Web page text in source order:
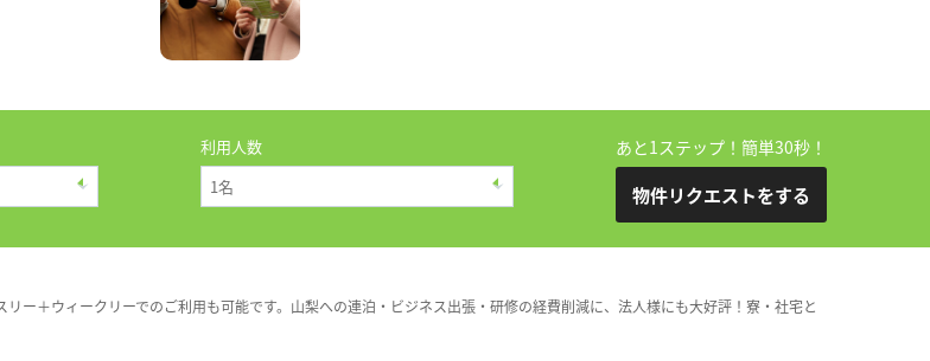
利用人数 あと1ステップ！簡単30秒！
物件リクエストをする
ー＋ウィークリーでのご利用も可能です。山梨への連泊・ビジネス出張・研修の経費削減に、法人様にも大好評！寮・社宅と